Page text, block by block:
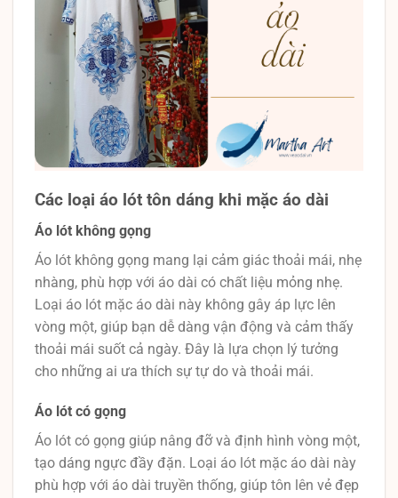
Các loại áo lót tôn dáng khi mặc áo dài
Áo lót không gọng
Áo lót không gọng mang lại cảm giác thoải mái, nhẹ
nhàng, phù hợp với áo dài có chất liệu mỏng nhẹ.
Loại áo lót mặc áo dài này không gây áp lực lên
vòng một, giúp bạn dễ dàng vận động và cảm thấy
thoải mái suốt cả ngày. Đây là lựa chọn lý tưởng
cho những ai ưa thích sự tự do và thoải mái.
Áo lót có gọng
Áo lót có gọng giúp nâng đỡ và định hình vòng một,
tạo dáng ngực đầy đặn. Loại áo lót mặc áo dài này
phù hợp với áo dài truyền thống, giúp tôn lên vẻ đẹp